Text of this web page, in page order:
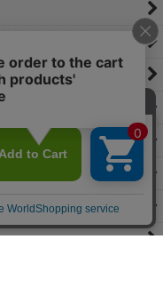
プ＜
て備考欄に下記の記載をお
連絡をお願い致します
す。
収書発行を選択。
す。